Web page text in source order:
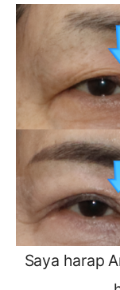
Saya harap